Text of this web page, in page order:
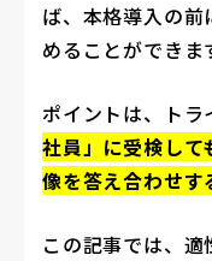
ば、本格導入の
めることができま
ポイントは、トラ
社員」に受検して
像を答え合わせす
この記事では、